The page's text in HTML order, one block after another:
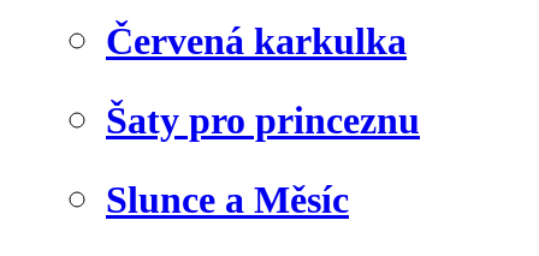
Červená karkulka
Šaty pro princeznu
Slunce a Měsíc